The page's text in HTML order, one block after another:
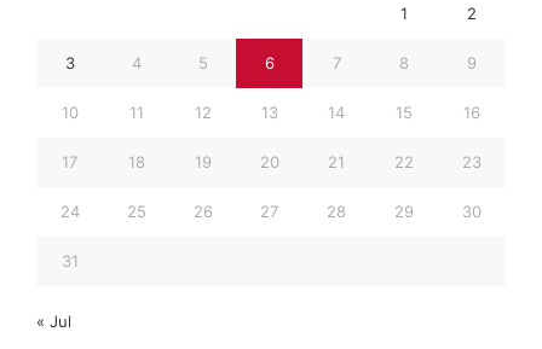
1 2
3 4 5 6 7 8 9
10 11 12 13 14 15 16
17 18 19 20 21 22 23
24 25 26 27 28 29 30
31
« Jul